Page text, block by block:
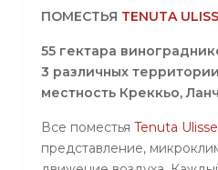
ПОМЕСТЬЯ TENUTA
55 гектара
3 различных
местность Креккьо,
Все поместья Tenuta Ulisse
представление,